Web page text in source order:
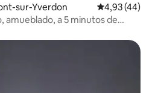
sur-Yverdon Calificación
4,93 (44)
amueblado, a 5 minutos de